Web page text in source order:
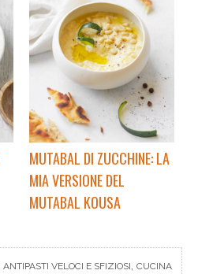
MUTABAL DI ZUCCHINE: LA
MIA VERSIONE DEL
MUTABAL KOUSA
ANTIPASTI VELOCI E SFIZIOSI, CUCINA